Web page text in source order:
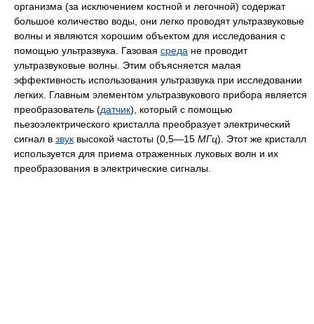
организма (за исключением костной и легочной) содержат
большое количество воды, они легко проводят ультразвуковые
волны и являются хорошим объектом для исследования с
помощью ультразвука. Газовая среда не проводит
ультразвуковые волны. Этим объясняется малая
эффективность использования ультразвука при исследовании
легких. Главным элементом ультразвукового прибора является
преобразователь (датчик), который с помощью
пьезоэлектрического кристалла преобразует электрический
сигнал в звук высокой частоты (0,5—15 МГц). Этот же кристалл
используется для приема отраженных луковых волн и их
преобразования в электрические сигналы.